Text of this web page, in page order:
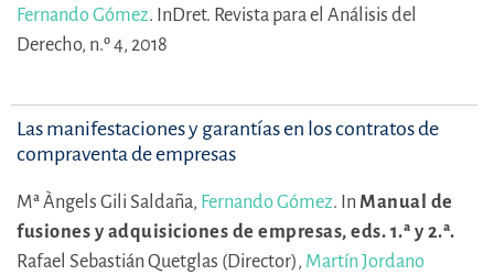
Fernando Gómez. InDret. Revista para el Análisis del
Derecho, n.º 4, 2018
Las manifestaciones y garantías en los contratos de
compraventa de empresas
Mª Àngels Gili Saldaña, Fernando Gómez. In Manual de
fusiones y adquisiciones de empresas, eds. 1.ª y 2.ª.
Rafael Sebastián Quetglas (Director), Martín Jordano